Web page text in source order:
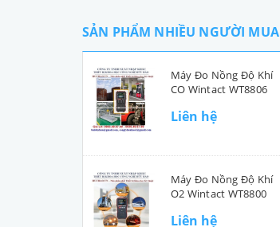
SẢN PHẨM NHIỀU NGƯỜI MUA
Máy Đo Nồng Độ Khí
CO Wintact WT8806
Liên hệ
Máy Đo Nồng Độ Khí
O2 Wintact WT8800
Liên hệ